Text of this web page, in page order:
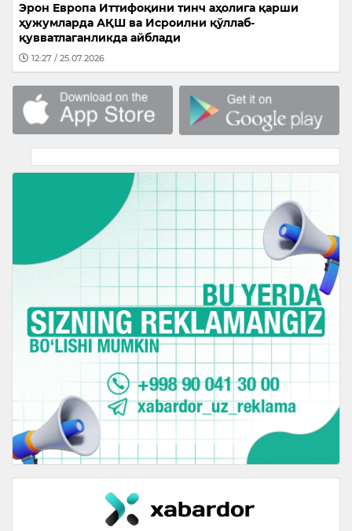
Эрон Европа Иттифоқини тинч аҳолига қарши
ҳужумларда АҚШ ва Исроилни қўллаб-
қувватлаганликда айблади
12:27 / 25.07.2026